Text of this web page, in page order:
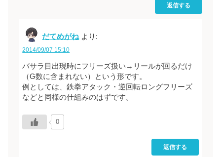
返信する
だてめがね より:
2014/09/07 15:10
バサラ目出現時にフリーズ扱い→リールが回るだけ
（G数に含まれない）という形です。
例としては、鉄拳アタック・逆回転ロングフリーズ
などと同様の仕組みのはずです。
0
返信する